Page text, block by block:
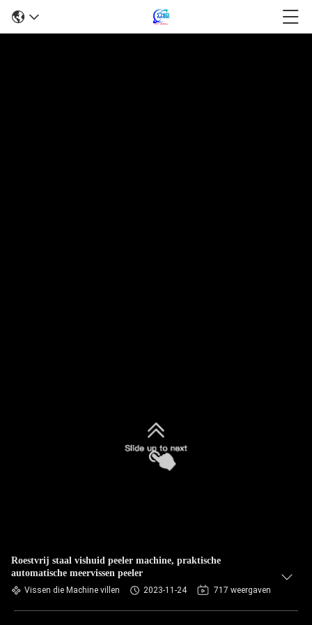
Roestvrij staal vishuid peeler machine, praktische
automatische meervissen peeler
Vissen die Machine villen 2023-11-24 717 weergaven